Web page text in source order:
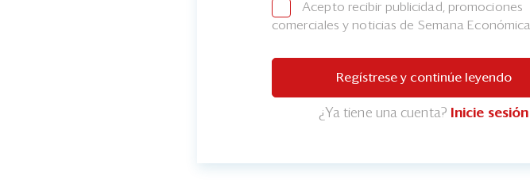
Acepto recibir publicidad, promociones
comerciales y noticias de Semana Económica
Regístrese y continúe leyendo
¿Ya tiene una cuenta? Inicie sesión